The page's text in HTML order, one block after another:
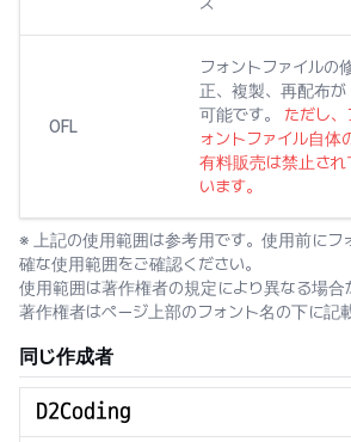
OFL
フォントファイルの
正、複製、再配布が
可能です。 ただし、
ォントファイル自体
有料販売は禁止され
います。
※ 上記の使用範囲は参考用です。使用前にフ
確な使用範囲をご確認ください。
使用範囲は著作権者の規定により異なる場合
著作権者はページ上部のフォント名の下に記
同じ作成者